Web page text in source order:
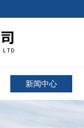
新闻中心